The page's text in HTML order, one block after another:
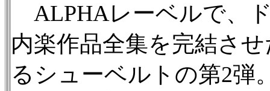
ALPHAレーベルで、
内楽作品全集を完結さ
るシューベルトの第2弾